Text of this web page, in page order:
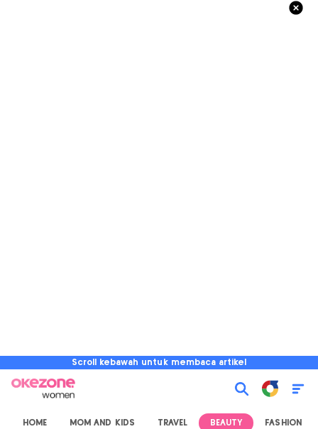
Scroll kebawah untuk membaca artikel
HOME MOM AND KIDS TRAVEL BEAUTY FASHION